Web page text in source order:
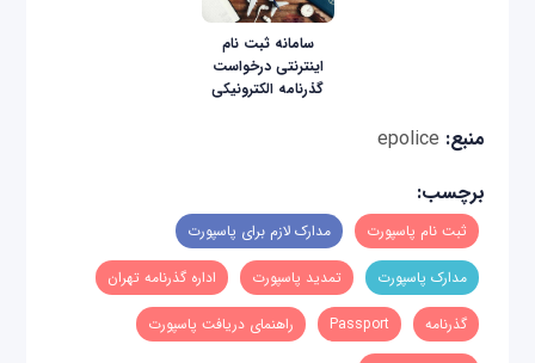
سامانه ثبت نام
اینترنتی درخواست
گذرنامه الکترونیکی
منبع: epolice
برچسب:
ثبت نام پاسپورت مدارک لازم برای پاسپورت
مدارک پاسپورت تمدید پاسپورت اداره گذرنامه تهران
گذرنامه Passport راهنمای دریافت پاسپورت